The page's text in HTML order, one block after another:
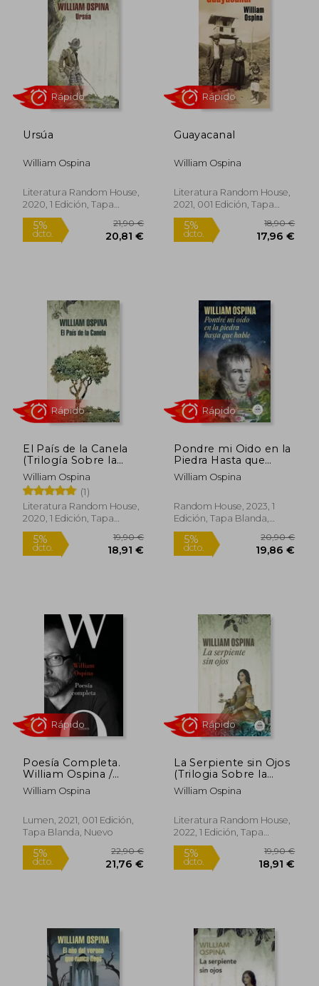
Ursúa
William Ospina
Literatura Random House,
2020, 1 Edición, Tapa
Blanda, Nuevo
5%
Guayacanal
William Ospina
Literatura Random House,
2021, 001 Edición, Tapa
Blanda, Nuevo
5%
dcto.
El País de la Canela
(Trilogía Sobre la
Conquista del Nuevo
Mundo 2)
William Ospina
(1)
Literatura Random House,
2020, 1 Edición, Tapa
Blanda, Nuevo
5%
dcto.
Rápido
Pondre mi Oido en la
Piedra Hasta que
Hable
William Ospina
Random House, 2023, 1
Edición, Tapa Blanda,
Nuevo
5%
Poesía Completa.
William Ospina /
Complete Poetry.
William Ospina
William Ospina
Lumen, 2021, 001 Edición,
Tapa Blanda, Nuevo
La Serpiente sin Ojos
(Trilogia Sobre la
Conquista del Nuevo
Mund o 3)
William Ospina
Literatura Random House,
2022, 1 Edición, Tapa
Blanda, Nuevo